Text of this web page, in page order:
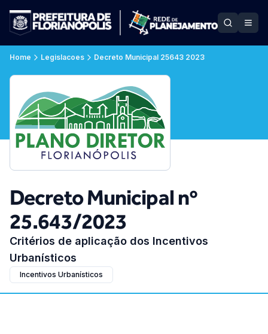
Home Legislacoes Decreto Municipal 25643 2023
Decreto Municipal nº
25.643/2023
Critérios de aplicação dos Incentivos
Urbanísticos
Incentivos Urbanísticos